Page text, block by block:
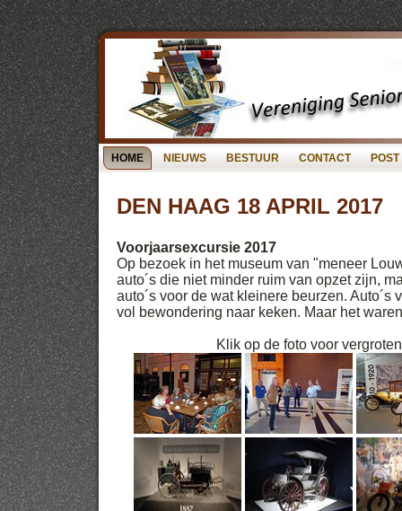
HOME NIEUWS BESTUUR CONTACT POST
DEN HAAG 18 APRIL 2017
Voorjaarsexcursie 2017
Op bezoek in het museum van "meneer
auto´s die niet minder ruim van opzet zijn,
auto´s voor de wat kleinere beurzen.
vol bewondering naar keken. Maar het
Klik op de foto voor